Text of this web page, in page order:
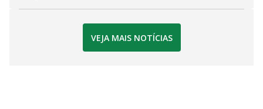
VEJA MAIS NOTÍCIAS